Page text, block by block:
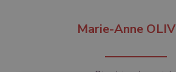
Marie-Anne